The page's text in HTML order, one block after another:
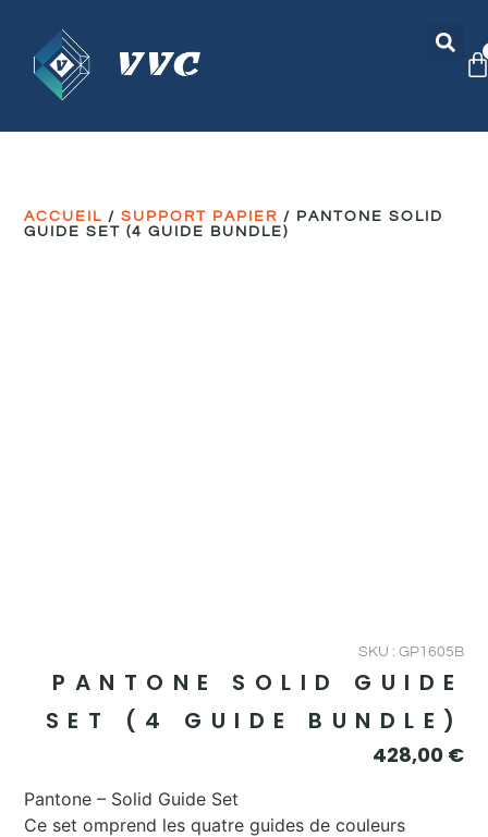
ACCUEIL /SUPPORT PAPIER / PANTONE SOLID
GUIDE SET (4 GUIDE BUNDLE)
SKU : GP1605B
PANTONE SOLID GUIDE
SET (4 GUIDE BUNDLE)
428,00 €
Pantone – Solid Guide Set
Ce set omprend les quatre guides de couleurs